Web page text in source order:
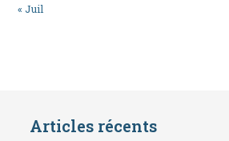
« Juil
Articles récents